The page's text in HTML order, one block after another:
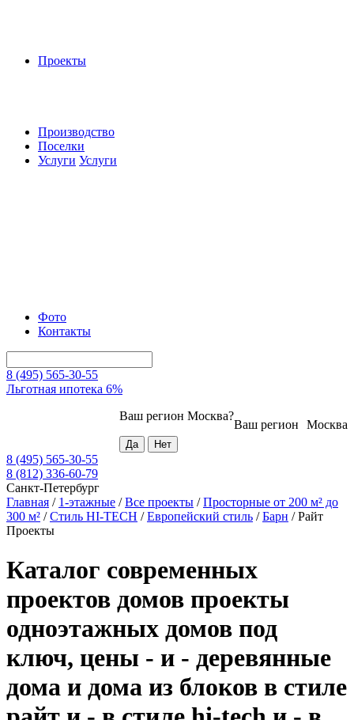
Проекты
Производство
Поселки
Услуги Услуги
Фото
Контакты
8 (495) 565-30-55
Льготная ипотека 6%
Москва
Ваш регион
Ваш регион Москва?
8 (495) 565-30-55
8 (812) 336-60-79
Санкт-Петербург
Главная / 1-этажные /Все проекты /Просторные от 200 м² до
300 м² /Стиль HI-TECH /Европейский стиль /Барн /Райт
Проекты
Каталог современных
проектов домов проекты
одноэтажных домов под
ключ, цены - и - деревянные
дома и дома из блоков в стиле